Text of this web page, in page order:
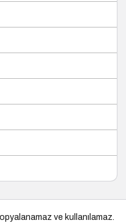
ve kullanılamaz.